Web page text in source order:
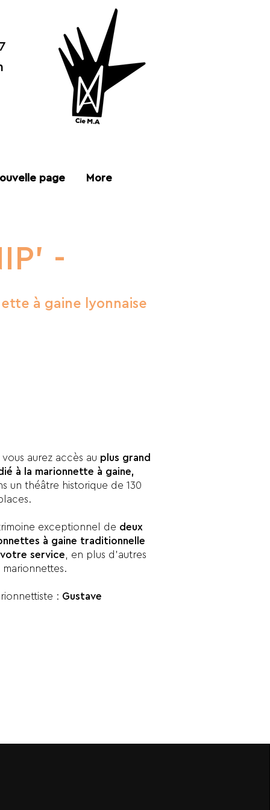
page More
-
à gaine lyonnaise
aurez accès au plus grand
à la marionnette à gaine,
un théâtre historique de 130
exceptionnel de deux
à gaine traditionnelle
service , en plus d’autres
: Gustave